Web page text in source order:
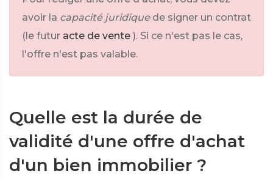
avoir la capacité juridique de signer un contrat
(le futur acte de vente ). Si ce n'est pas le cas,
l'offre n'est pas valable.
Quelle est la durée de
validité d'une offre d'achat
d'un bien immobilier ?